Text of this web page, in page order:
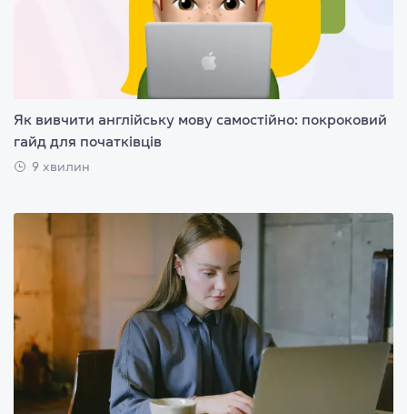
Як вивчити англійську мову самостійно: покроковий
гайд для початківців
9 хвилин